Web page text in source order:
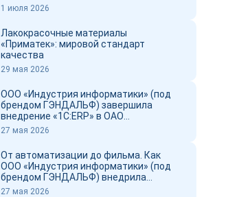
1 июля 2026
Лакокрасочные материалы
«Приматек»: мировой стандарт
качества
29 мая 2026
ООО «Индустрия информатики» (под
брендом ГЭНДАЛЬФ) завершила
внедрение «1С:ERP» в ОАО
«Новоросцемент» и выпустил фильм о
27 мая 2026
От автоматизации до фильма. Как
ООО «Индустрия информатики» (под
брендом ГЭНДАЛЬФ) внедрила
«1С:ERP» в ОАО «Новоросцемент»
27 мая 2026